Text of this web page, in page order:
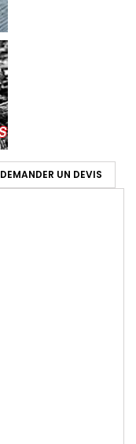
DEMANDER UN DEVIS